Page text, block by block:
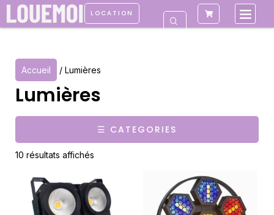
LOCATION
Accueil / Lumières
Lumières
☰ CATEGORIES
10 résultats affichés